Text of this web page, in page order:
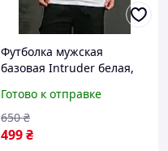
Футболка мужская
базовая Intruder белая,
Intruder
Готово к отправке
499₴
650 ₴